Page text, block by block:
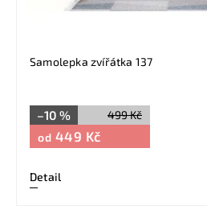
Samolepka zvířátka 137
499 Kč
–10 %
od 449 Kč
Detail